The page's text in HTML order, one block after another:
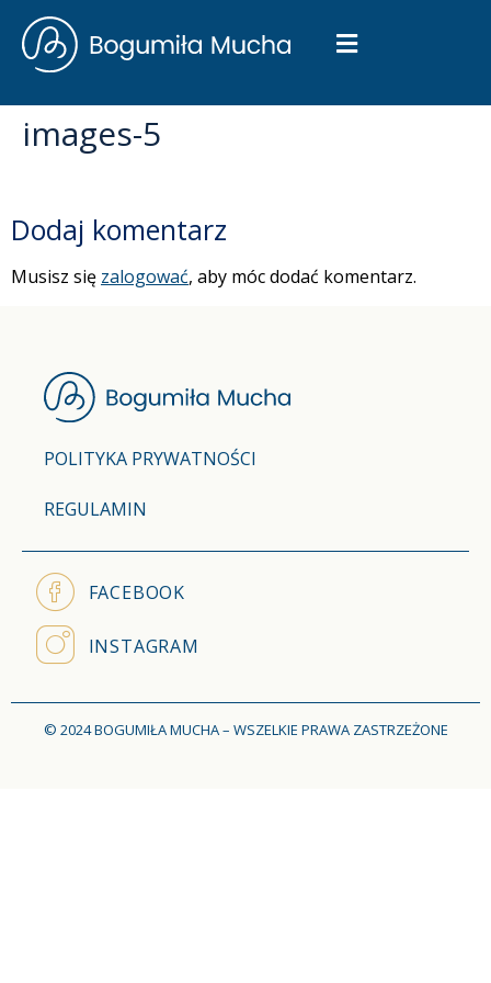
images-5
Dodaj komentarz
Musisz się zalogować, aby móc dodać komentarz.
POLITYKA PRYWATNOŚCI
REGULAMIN
FACEBOOK
INSTAGRAM
© 2024 BOGUMIŁA MUCHA – WSZELKIE PRAWA ZASTRZEŻONE